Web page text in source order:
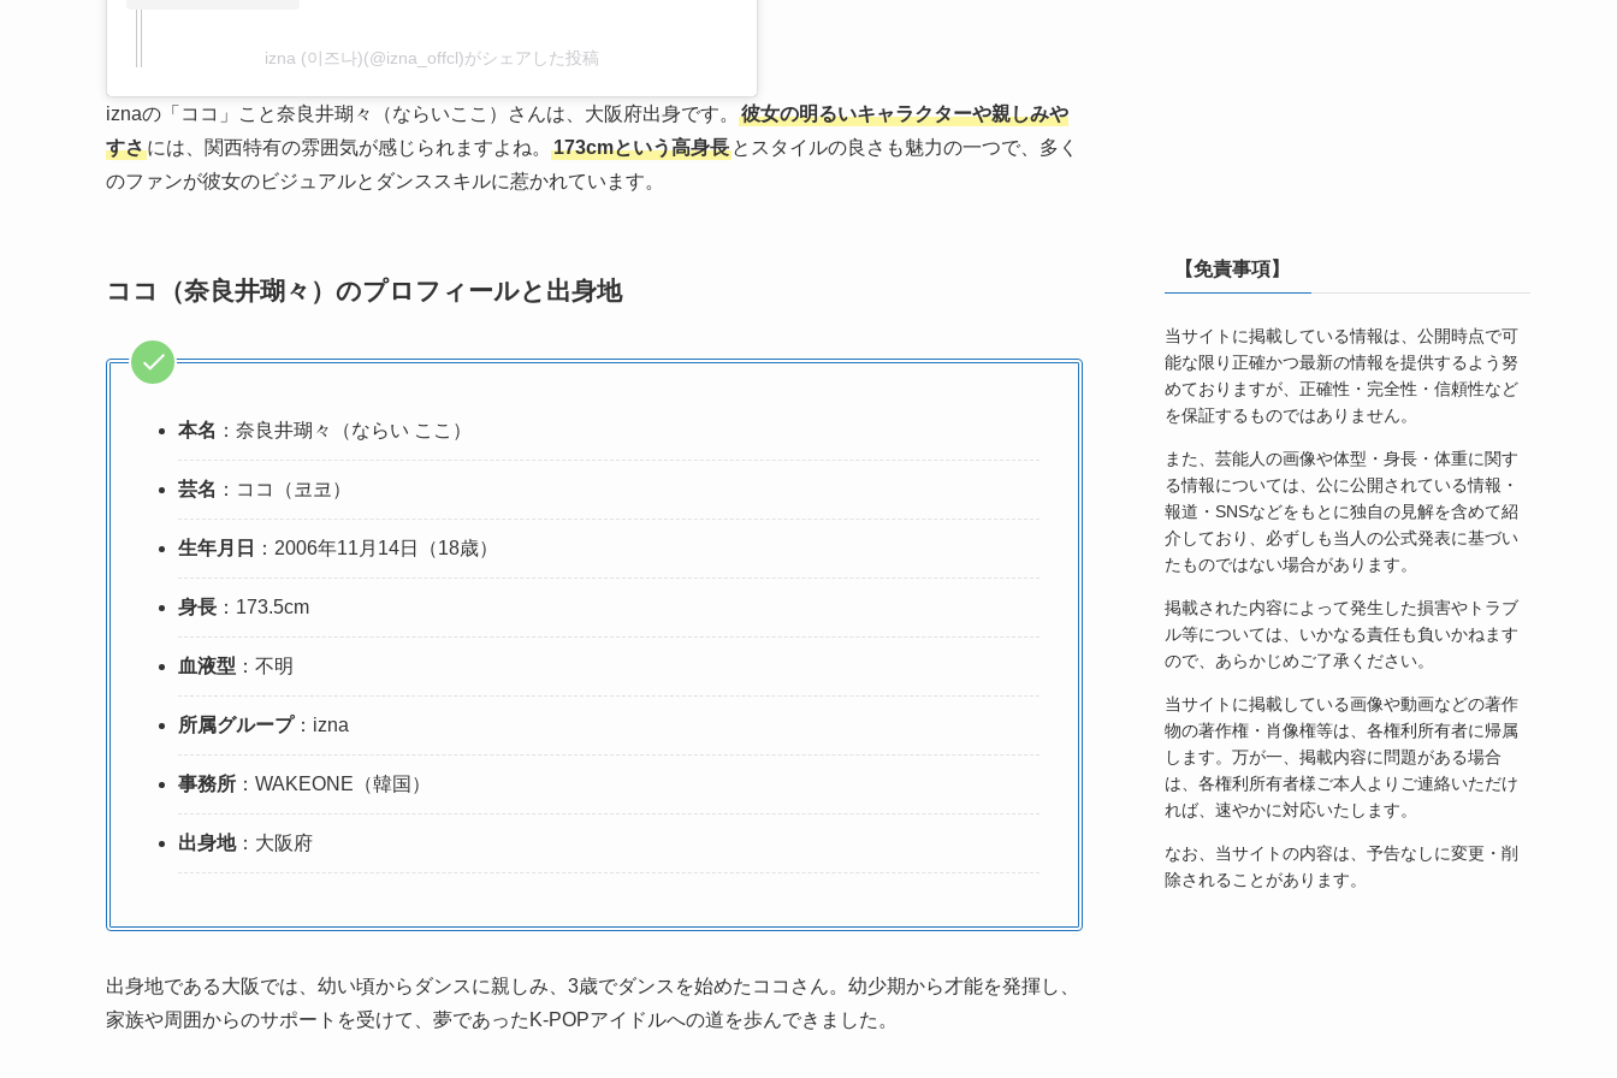
izna (이즈나)(@izna_offcl)がシェアした投稿
iznaの「ココ」こと奈良井瑚々（ならいここ）さんは、大阪府出身です。
彼女の明るいキャラクターや親しみや
すさには、関西特有の雰囲気が感じられますよね。 173cmという高身長 とスタイルの良さも魅力の一つで、多く
のファンが彼女のビジュアルとダンススキルに惹かれています。
ココ（奈良井瑚々）のプロフィールと出身地
本名 ：奈良井瑚々（ならい ここ）
芸名 ：ココ（코코）
生年月日 ：2006年11月14日（18歳）
身長 ：173.5cm
血液型 ：不明
所属グループ：izna
事務所 ：WAKEONE（韓国）
出身地：大阪府
出身地である大阪では、幼い頃からダンスに親しみ、3歳でダンスを始めたココさん。幼少期から才能を発揮し、
家族や周囲からのサポートを受けて、夢であったK-POPアイドルへの道を歩んできました。
【免責事項】
当サイトに掲載している情報は、公開時点で可
能な限り正確かつ最新の情報を提供するよう努
めておりますが、正確性・完全性・信頼性など
を保証するものではありません。
また、芸能人の画像や体型・身長・体重に関す
る情報については、公に公開されている情報・
報道・SNSなどをもとに独自の見解を含めて紹
介しており、必ずしも当人の公式発表に基づい
たものではない場合があります。
掲載された内容によって発生した損害やトラブ
ル等については、いかなる責任も負いかねます
ので、あらかじめご了承ください。
当サイトに掲載している画像や動画などの著作
物の著作権・肖像権等は、各権利所有者に帰属
します。万が一、掲載内容に問題がある場合
は、各権利所有者様ご本人よりご連絡いただけ
れば、速やかに対応いたします。
なお、当サイトの内容は、予告なしに変更・削
除されることがあります。